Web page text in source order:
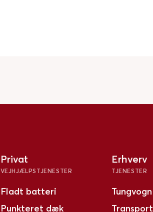
Privat
VEJHJÆLPSTJENESTER
Fladt batteri
Punkteret dæk
Erhverv
TJENESTER
Tungvogn
Transport